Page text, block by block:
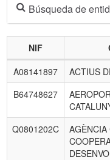
Búsqueda de
Listado
de
entidades
NIF
A08141897
ACTIUS
B64748627
Q0801202C
AGÈNCIA